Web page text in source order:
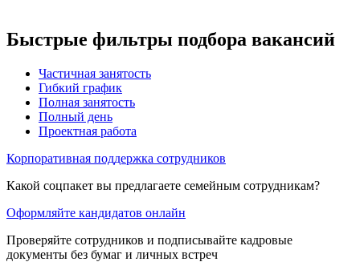
Быстрые фильтры подбора вакансий
Частичная занятость
Гибкий график
Полная занятость
Полный день
Проектная работа
Корпоративная поддержка сотрудников
Какой соцпакет вы предлагаете семейным сотрудникам?
Оформляйте кандидатов онлайн
Проверяйте сотрудников и подписывайте кадровые
документы без бумаг и личных встреч